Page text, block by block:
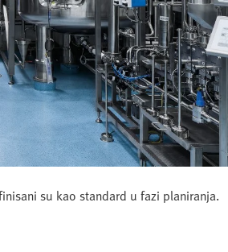
su kao standard u fazi planiranja.